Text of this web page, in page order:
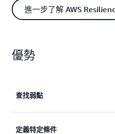
進一步了解 AWS
優勢
查找弱點
查找傳統軟體測試遺漏的弱
定義特定條件